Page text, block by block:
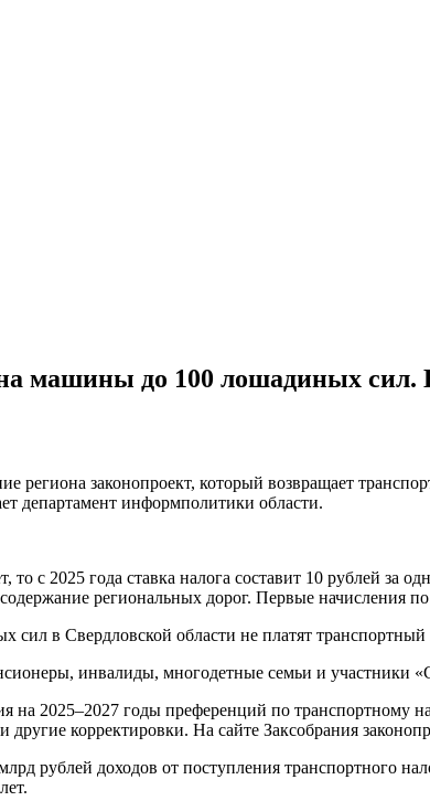
машины до 100 лошадиных
региона законопроект, который возвращает
департамент информполитики области.
то с 2025 года ставка налога составит 10 рублей
региональных дорог. Первые начисления
в Свердловской области не платят транспортный
инвалиды, многодетные семьи и участники
на 2025–2027 годы преференций по транспортному
корректировки. На сайте Заксобрания
рублей доходов от поступления транспортного